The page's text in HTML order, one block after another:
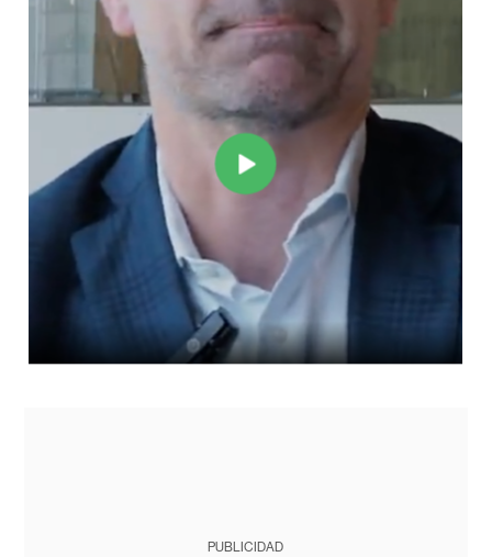
PUBLICIDAD